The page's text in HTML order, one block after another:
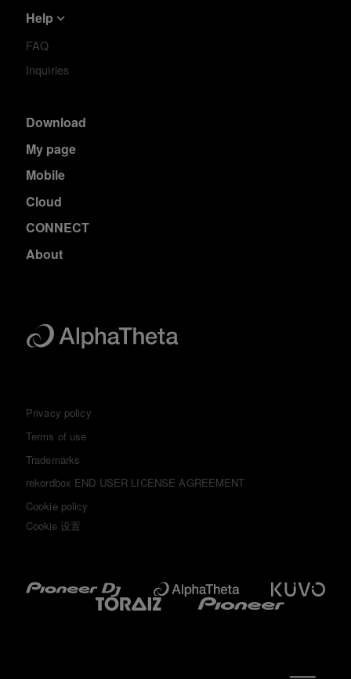
Help
FAQ
Inquiries
Download
My page
Mobile
Cloud
CONNECT
About
Privacy policy
Terms of use
Trademarks
rekordbox END USER LICENSE AGREEMENT
Cookie policy
Cookie 设置